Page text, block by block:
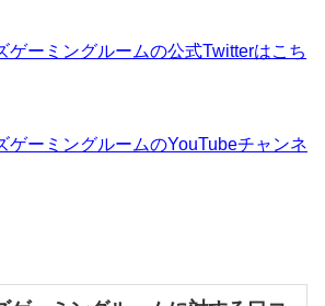
ゲーミングルームの公式Twitterはこち
ゲーミングルームのYouTubeチャンネ